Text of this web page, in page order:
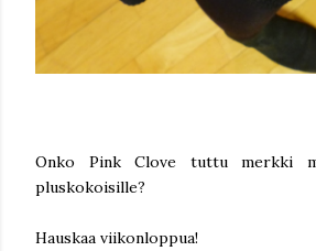
Onko Pink Clove tuttu merkki
pluskokoisille?
Hauskaa viikonloppua!